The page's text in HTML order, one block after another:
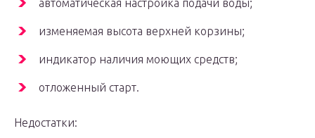
автоматическая настройка подачи воды;
изменяемая высота верхней корзины;
индикатор наличия моющих средств;
отложенный старт.
Недостатки: